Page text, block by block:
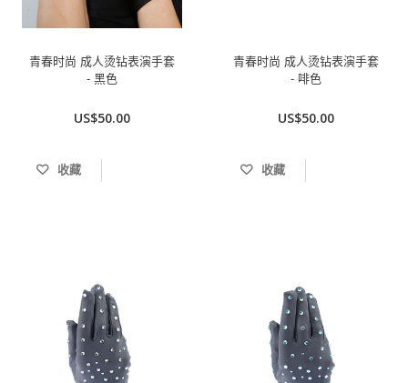
青春时尚 成人烫钻表演手套
- 黑色
US$50.00
收藏
青春时尚 成人烫钻表演手套
- 啡色
US$50.00
收藏